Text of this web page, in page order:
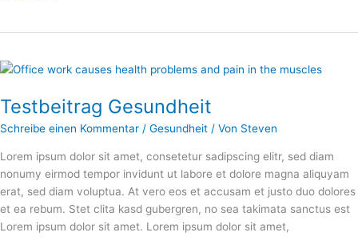
Testbeitrag Gesundheit
Schreibe einen Kommentar / Gesundheit / Von Steven
Lorem ipsum dolor sit amet, consetetur sadipscing elitr, sed diam
nonumy eirmod tempor invidunt ut labore et dolore magna aliquyam
erat, sed diam voluptua. At vero eos et accusam et justo duo dolores
et ea rebum. Stet clita kasd gubergren, no sea takimata sanctus est
Lorem ipsum dolor sit amet. Lorem ipsum dolor sit amet,
Testbeitrag